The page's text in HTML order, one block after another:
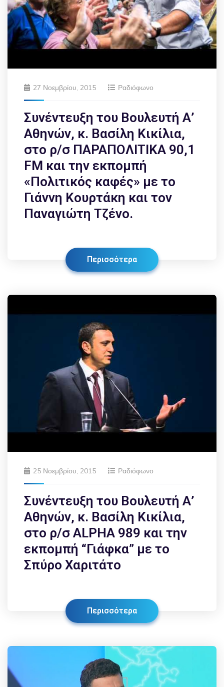
27 Νοεμβρίου, 2015 Ραδιόφωνο
Συνέντευξη του Βουλευτή Α’
Αθηνών, κ. Βασίλη Κικίλια,
στο ρ/σ ΠΑΡΑΠΟΛΙΤΙΚΑ 90,1
FM και την εκπομπή
«Πολιτικός καφές» με το
Γιάννη Κουρτάκη και τον
Παναγιώτη Τζένο.
Περισσότερα
25 Νοεμβρίου, 2015 Ραδιόφωνο
Συνέντευξη του Βουλευτή Α’
Αθηνών, κ. Βασίλη Κικίλια,
στο ρ/σ ALPHA 989 και την
εκπομπή “Γιάφκα” με το
Σπύρο Χαριτάτο
Περισσότερα